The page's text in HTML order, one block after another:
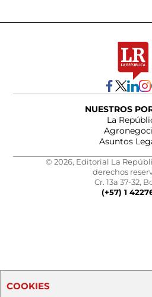
NUESTROS
La
Asuntos
© 2026, Editorial La
derechos
Cr. 13a 37-32,
(+57) 1
COOKIES